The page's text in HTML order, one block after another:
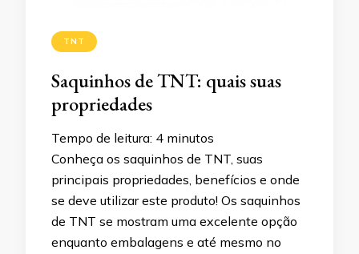
TNT
Saquinhos de TNT: quais suas
propriedades
Tempo de leitura: 4 minutos
Conheça os saquinhos de TNT, suas
principais propriedades, benefícios e onde
se deve utilizar este produto! Os saquinhos
de TNT se mostram uma excelente opção
enquanto embalagens e até mesmo no